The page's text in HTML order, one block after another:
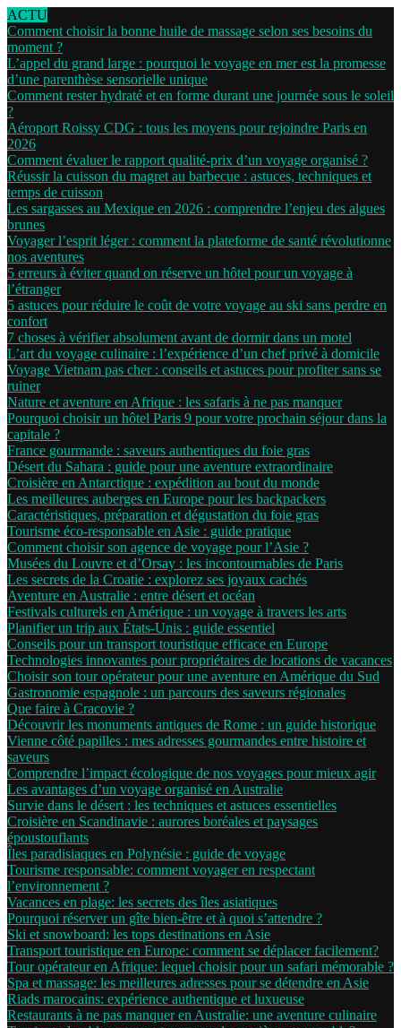
ACTU
Comment choisir la bonne huile de massage selon ses besoins du
moment ?
L’appel du grand large : pourquoi le voyage en mer est la promesse
d’une parenthèse sensorielle unique
Comment rester hydraté et en forme durant une journée sous le soleil
?
Aéroport Roissy CDG : tous les moyens pour rejoindre Paris en
2026
Comment évaluer le rapport qualité-prix d’un voyage organisé ?
Réussir la cuisson du magret au barbecue : astuces, techniques et
temps de cuisson
Les sargasses au Mexique en 2026 : comprendre l’enjeu des algues
brunes
Voyager l’esprit léger : comment la plateforme de santé révolutionne
nos aventures
5 erreurs à éviter quand on réserve un hôtel pour un voyage à
l’étranger
5 astuces pour réduire le coût de votre voyage au ski sans perdre en
confort
7 choses à vérifier absolument avant de dormir dans un motel
L’art du voyage culinaire : l’expérience d’un chef privé à domicile
Voyage Vietnam pas cher : conseils et astuces pour profiter sans se
ruiner
Nature et aventure en Afrique : les safaris à ne pas manquer
Pourquoi choisir un hôtel Paris 9 pour votre prochain séjour dans la
capitale ?
France gourmande : saveurs authentiques du foie gras
Désert du Sahara : guide pour une aventure extraordinaire
Croisière en Antarctique : expédition au bout du monde
Les meilleures auberges en Europe pour les backpackers
Caractéristiques, préparation et dégustation du foie gras
Tourisme éco-responsable en Asie : guide pratique
Comment choisir son agence de voyage pour l’Asie ?
Musées du Louvre et d’Orsay : les incontournables de Paris
Les secrets de la Croatie : explorez ses joyaux cachés
Aventure en Australie : entre désert et océan
Festivals culturels en Amérique : un voyage à travers les arts
Planifier un trip aux États-Unis : guide essentiel
Conseils pour un transport touristique efficace en Europe
Technologies innovantes pour propriétaires de locations de vacances
Choisir son tour opérateur pour une aventure en Amérique du Sud
Gastronomie espagnole : un parcours des saveurs régionales
Que faire à Cracovie ?
Découvrir les monuments antiques de Rome : un guide historique
Vienne côté papilles : mes adresses gourmandes entre histoire et
saveurs
Comprendre l’impact écologique de nos voyages pour mieux agir
Les avantages d’un voyage organisé en Australie
Survie dans le désert : les techniques et astuces essentielles
Croisière en Scandinavie : aurores boréales et paysages
époustouflants
Îles paradisiaques en Polynésie : guide de voyage
Tourisme responsable: comment voyager en respectant
l’environnement ?
Vacances en plage: les secrets des îles asiatiques
Pourquoi réserver un gîte bien-être et à quoi s’attendre ?
Ski et snowboard: les tops destinations en Asie
Transport touristique en Europe: comment se déplacer facilement?
Tour opérateur en Afrique: lequel choisir pour un safari mémorable ?
Spa et massage: les meilleures adresses pour se détendre en Asie
Riads marocains: expérience authentique et luxueuse
Restaurants à ne pas manquer en Australie: une aventure culinaire